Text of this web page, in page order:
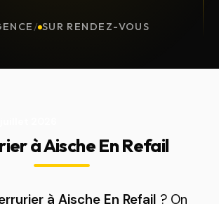
/ SUR RENDEZ-VOUS
à Aische En Refail
à Aische En Refail ? On